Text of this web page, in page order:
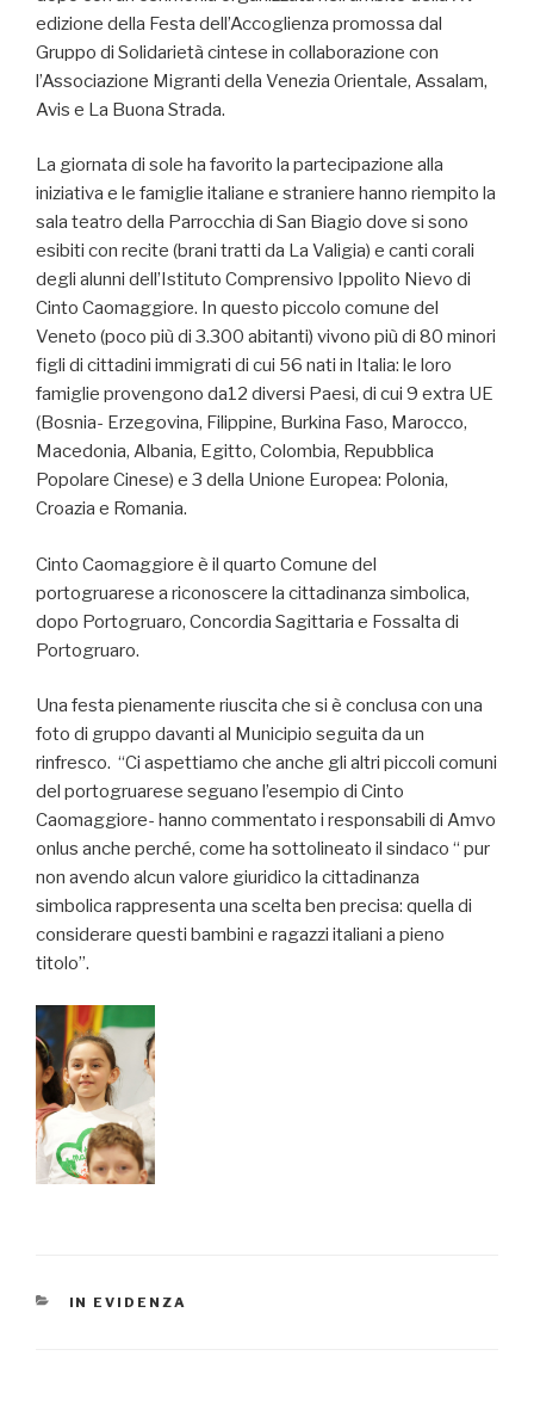
edizione della Festa dell’Accoglienza promossa dal
Gruppo di Solidarietà cintese in collaborazione con
l’Associazione Migranti della Venezia Orientale, Assalam,
Avis e La Buona Strada.
La giornata di sole ha favorito la partecipazione alla
iniziativa e le famiglie italiane e straniere hanno riempito la
sala teatro della Parrocchia di San Biagio dove si sono
esibiti con recite (brani tratti da La Valigia) e canti corali
degli alunni dell’Istituto Comprensivo Ippolito Nievo di
Cinto Caomaggiore. In questo piccolo comune del
Veneto (poco più di 3.300 abitanti) vivono più di 80 minori
figli di cittadini immigrati di cui 56 nati in Italia: le loro
famiglie provengono da12 diversi Paesi, di cui 9 extra UE
(Bosnia- Erzegovina, Filippine, Burkina Faso, Marocco,
Macedonia, Albania, Egitto, Colombia, Repubblica
Popolare Cinese) e 3 della Unione Europea: Polonia,
Croazia e Romania.
Cinto Caomaggiore è il quarto Comune del
portogruarese a riconoscere la cittadinanza simbolica,
dopo Portogruaro, Concordia Sagittaria e Fossalta di
Portogruaro.
Una festa pienamente riuscita che si è conclusa con una
foto di gruppo davanti al Municipio seguita da un
rinfresco. “Ci aspettiamo che anche gli altri piccoli comuni
del portogruarese seguano l’esempio di Cinto
Caomaggiore- hanno commentato i responsabili di Amvo
onlus anche perché, come ha sottolineato il sindaco “ pur
non avendo alcun valore giuridico la cittadinanza
simbolica rappresenta una scelta ben precisa: quella di
considerare questi bambini e ragazzi italiani a pieno
titolo”.
CATEGORIE
IN EVIDENZA